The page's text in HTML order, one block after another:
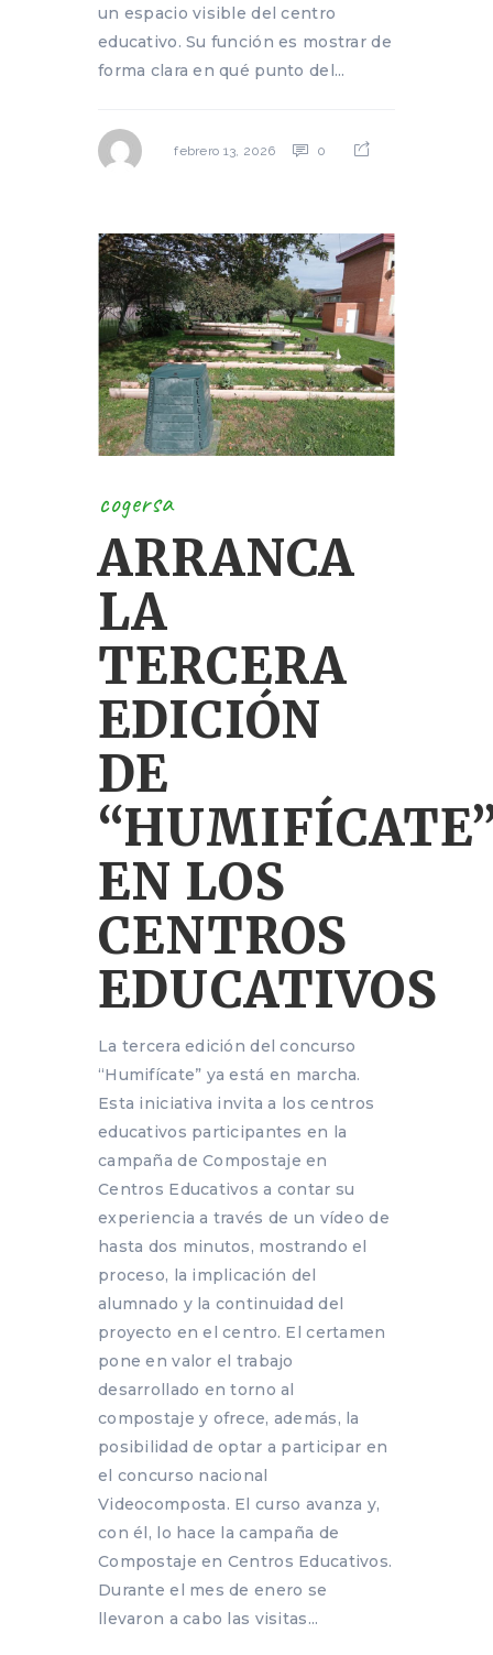
un espacio visible del centro
educativo. Su función es mostrar de
forma clara en qué punto del...
febrero 13, 2026 0
cogersa
ARRANCA
LA
TERCERA
EDICIÓN
DE
EN LOS
CENTROS
EDUCATIVOS
La tercera edición del concurso
“Humifícate” ya está en marcha.
Esta iniciativa invita a los centros
educativos participantes en la
campaña de Compostaje en
Centros Educativos a contar su
experiencia a través de un vídeo de
hasta dos minutos, mostrando el
proceso, la implicación del
alumnado y la continuidad del
proyecto en el centro. El certamen
pone en valor el trabajo
desarrollado en torno al
compostaje y ofrece, además, la
posibilidad de optar a participar en
el concurso nacional
Videocomposta. El curso avanza y,
con él, lo hace la campaña de
Compostaje en Centros Educativos.
Durante el mes de enero se
llevaron a cabo las visitas...